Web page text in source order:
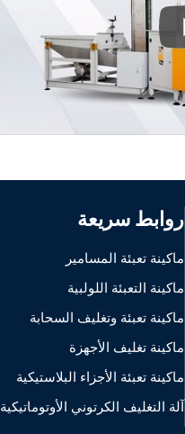
روابط سريعة
ماكينة تعبئة المسامير
ماكينة التعبئة اللولبية
ماكينة تعبئة وتغليف السحابة
ماكينة تغليف الأجهزة
ماكينة تعبئة الأجزاء البلاستيكية
آلة التغليف الكرتوني الأوتوماتيكية